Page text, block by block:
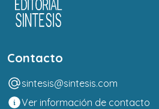
Contacto
sintesis@sintesis.com
Ver información de contacto